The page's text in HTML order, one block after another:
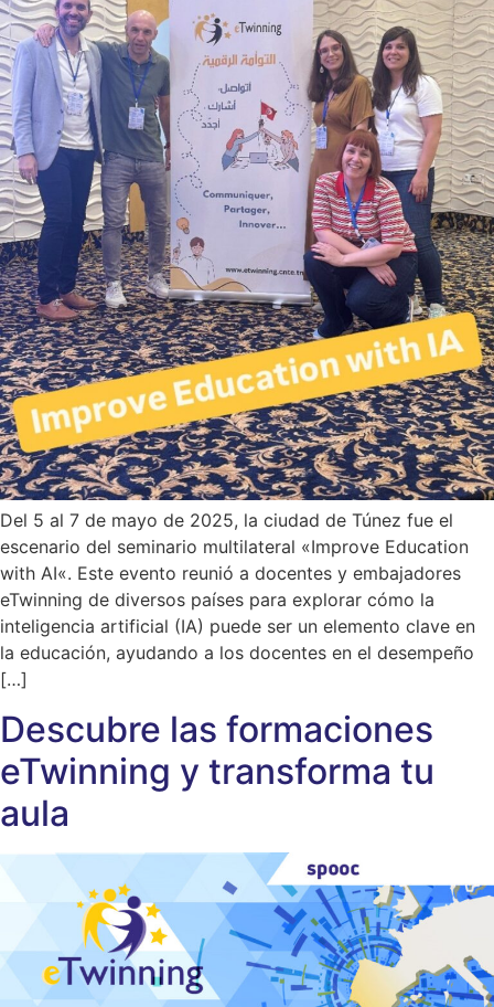
Del 5 al 7 de mayo de 2025, la ciudad de Túnez fue el
escenario del seminario multilateral «Improve Education
with AI«. Este evento reunió a docentes y embajadores
eTwinning de diversos países para explorar cómo la
inteligencia artificial (IA) puede ser un elemento clave en
la educación, ayudando a los docentes en el desempeño
[…]
Descubre las formaciones
eTwinning y transforma tu
aula